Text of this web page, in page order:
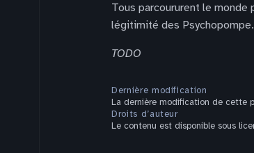
Tous parcoururent le monde
légitimité des Psychopompe.
TODO
Dernière modification
La dernière modification de cette
Droits d’auteur
Le contenu est disponible sous